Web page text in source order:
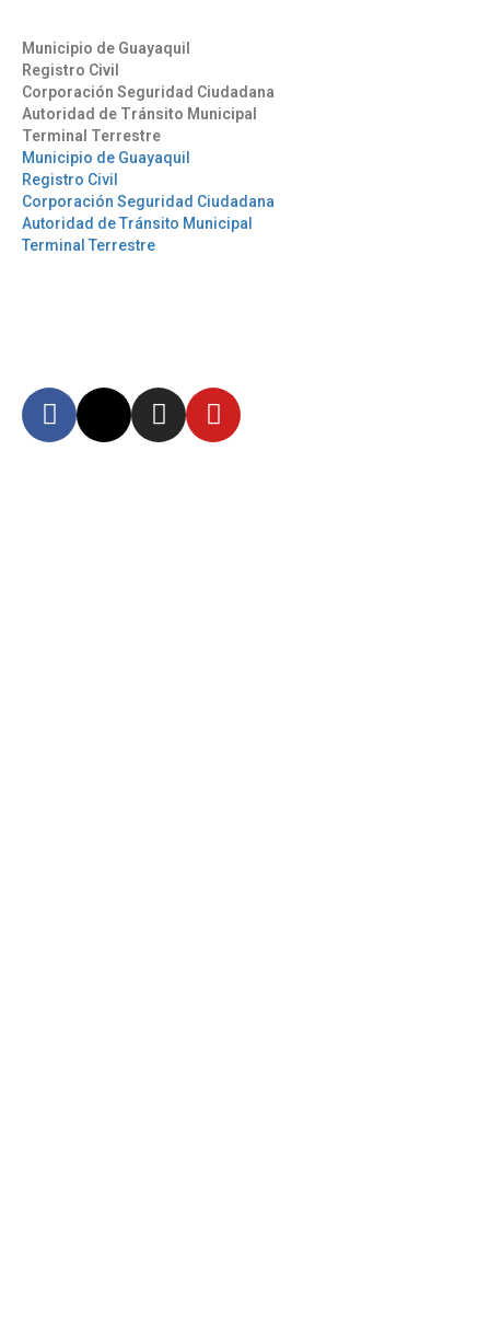
Municipio de Guayaquil
Registro Civil
Corporación Seguridad Ciudadana
Autoridad de Tránsito Municipal
Terminal Terrestre
Municipio de Guayaquil
Registro Civil
Corporación Seguridad Ciudadana
Autoridad de Tránsito Municipal
Terminal Terrestre